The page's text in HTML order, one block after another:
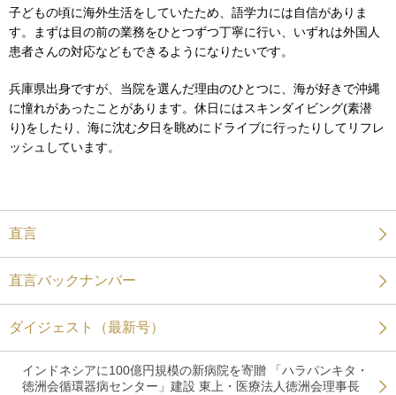
子どもの頃に海外生活をしていたため、語学力には自信がありま
す。まずは目の前の業務をひとつずつ丁寧に行い、いずれは外国人
患者さんの対応などもできるようになりたいです。
兵庫県出身ですが、当院を選んだ理由のひとつに、海が好きで沖縄
に憧れがあったことがあります。休日にはスキンダイビング(素潜
り)をしたり、海に沈む夕日を眺めにドライブに行ったりしてリフレ
ッシュしています。
直言
直言バックナンバー
ダイジェスト（最新号）
インドネシアに100億円規模の新病院を寄贈 「ハラパンキタ・
徳洲会循環器病センター」建設 東上・医療法人徳洲会理事長